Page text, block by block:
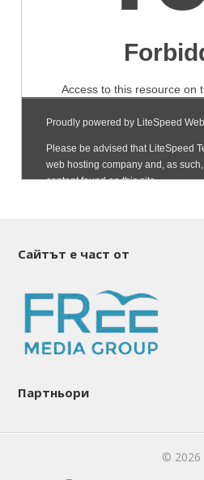
Сайтът е част от
Партньори
© 2026